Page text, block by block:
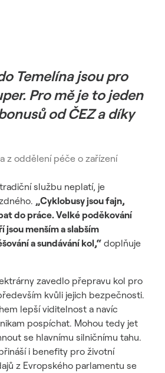
Temelína jsou pro
Pro mě je to jeden
od ČEZ a díky
z oddělení péče o zařízení
službu neplatí, je
„Cyklobusy jsou fajn,
do práce. Velké poděkování
menším a slabším
a sundávání kol,“ doplňuje
zavedlo přepravu kol pro
kvůli jejich bezpečnosti.
lepší viditelnost a navíc
pospíchat. Mohou tedy jet
se hlavnímu silničnímu tahu.
i benefity pro životní
z Evropského parlamentu se